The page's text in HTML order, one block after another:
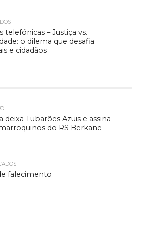
telefónicas – Justiça vs.
o dilema que desafia
e cidadãos
deixa Tubarões Azuis e assina
do RS Berkane
falecimento